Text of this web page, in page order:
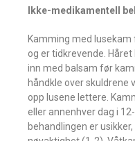
Ikke-medikamentell
Kamming med
og er tidkrevende.
inn med balsam før
håndkle over skuldrene
opp lusene lettere.
eller annenhver dag i
behandlingen er